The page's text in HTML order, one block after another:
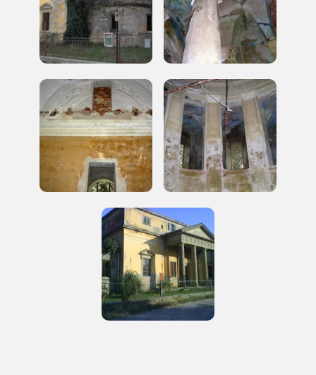
2010, 2012, 2014, 2016, 2018, 2020, 2022
Registrati alla newsletter
Accedi alle informazioni per te più interessanti,
a quelle inerenti i luoghi più vicini e gli eventi
organizzati
REGISTRATI
Regalati 365 giorni di arte e cultura nell'Italia
più bella, risparmiando.